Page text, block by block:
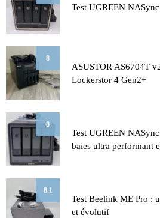
Test UGREEN
8
ASUSTOR AS6704T
Lockerstor 4 Gen2+
8
Test UGREEN
baies ultra performant
8.1
Test Beelink ME Pro :
et évolutif